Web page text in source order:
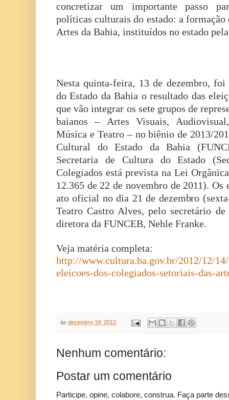
concretizar um importante passo
políticas culturais do estado: a formação
Artes da Bahia, instituídos no estado
Nesta quinta-feira, 13 de dezembro,
do Estado da Bahia o resultado das
que vão integrar os sete grupos de
baianos – Artes Visuais,
Música e Teatro – no biênio de 2013/
Cultural do Estado da Bahia
Secretaria de Cultura do Estado
Colegiados está prevista na Lei
12.365 de 22 de novembro de 2011). Os
ato oficial no dia 21 de dezembro
Teatro Castro Alves, pelo secretário
diretora da FUNCEB, Nehle Franke.
Veja matéria completa:
http://www.cultura.ba.gov.br/2012/12/
eleicoes-dos-colegiados-setoriais-das-
às dezembro 19, 2012
Nenhum comentário:
Postar um comentário
Participe, opine, colabore, construa. Faça parte